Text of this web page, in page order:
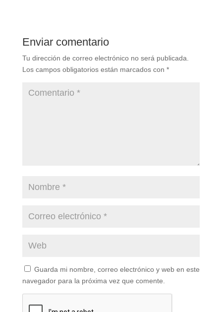
Enviar comentario
Tu dirección de correo electrónico no será publicada.
Los campos obligatorios están marcados con *
Guarda mi nombre, correo electrónico y web en este
navegador para la próxima vez que comente.